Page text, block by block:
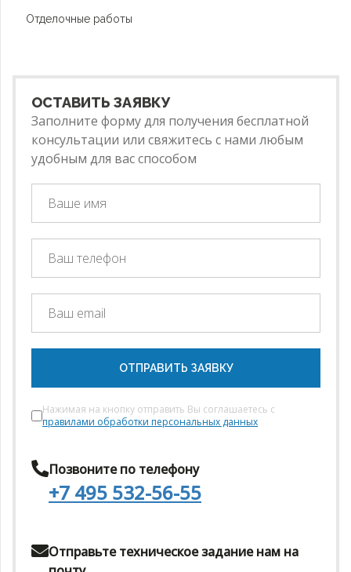
Отделочные работы
ОСТАВИТЬ ЗАЯВКУ
Заполните форму для получения бесплатной
консультации или свяжитесь с нами любым
удобным для вас способом
ОТПРАВИТЬ ЗАЯВКУ
Нажимая на кнопку отправить Вы соглашаетесь с
правилами обработки персональных данных
Позвоните по телефону
+7 495 532-56-55
Отправьте техническое задание нам на